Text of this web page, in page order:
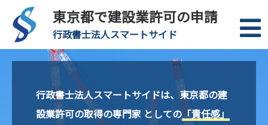
東京都で建設業許可の申請
行政書士法人スマートサイド
行政書士法人スマートサイドは、東京都の建
設業許可の取得の専門家 としての「責任感」